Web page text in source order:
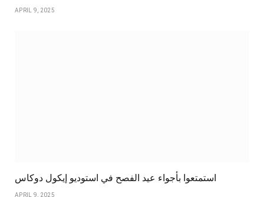
APRIL 9, 2025
استمتعوا بأجواء عيد الفصح في استوديو إيكول دوكاس
APRIL 9, 2025